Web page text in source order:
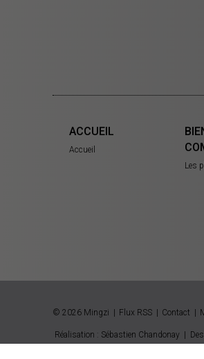
ACCUEIL
Accueil
Les
© 2026 Mingzi Flux RSS Contact
Réalisation : Sébastien Chandonay